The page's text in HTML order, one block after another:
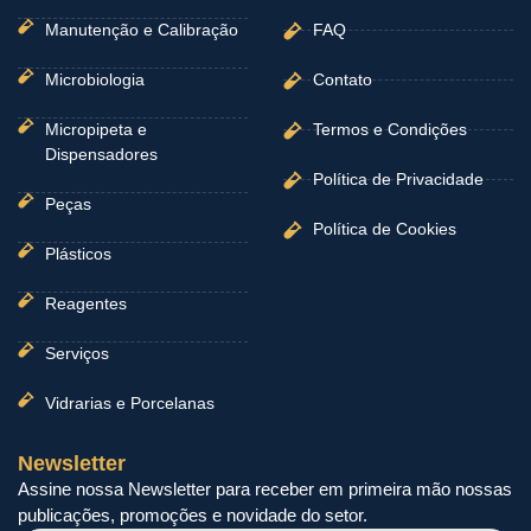
Manutenção e Calibração
Microbiologia
Micropipeta e
Dispensadores
Peças
Plásticos
Reagentes
Serviços
Vidrarias e Porcelanas
FAQ
Contato
Termos e Condições
Política de Privacidade
Política de Cookies
Newsletter
Assine nossa Newsletter para receber em primeira mão nossas
publicações, promoções e novidade do setor.